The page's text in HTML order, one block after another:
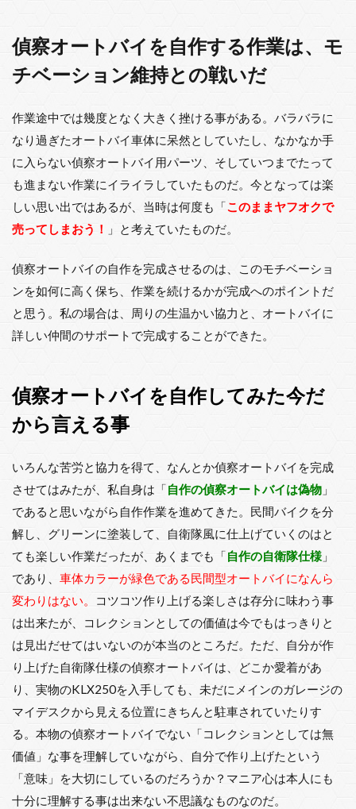
偵察オートバイを自作する作業は、モ
チベーション維持との戦いだ
作業途中では幾度となく大きく挫ける事がある。バラバラに
なり過ぎたオートバイ車体に呆然としていたし、なかなか手
に入らない偵察オートバイ用パーツ、そしていつまでたって
も進まない作業にイライラしていたものだ。今となっては楽
しい思い出ではあるが、当時は何度も「このままヤフオクで
売ってしまおう！
」と考えていたものだ。
偵察オートバイの自作を完成させるのは、このモチベーショ
ンを如何に高く保ち、作業を続けるかが完成へのポイントだ
と思う。私の場合は、周りの生温かい協力と、オートバイに
詳しい仲間のサポートで完成することができた。
偵察オートバイを自作してみた今だ
から言える事
いろんな苦労と協力を得て、なんとか偵察オートバイを完成
させてはみたが、私自身は「自作の偵察オートバイは偽物 」
であると思いながら自作作業を進めてきた。民間バイクを分
解し、グリーンに塗装して、自衛隊風に仕上げていくのはと
ても楽しい作業だったが、あくまでも「自作の自衛隊仕様 」
であり、 車体カラーが緑色である民間型オートバイになんら
変わりはない。
コツコツ作り上げる楽しさは存分に味わう事
は出来たが、コレクションとしての価値は今でもはっきりと
は見出だせてはいないのが本当のところだ。ただ、自分が作
り上げた自衛隊仕様の偵察オートバイは、どこか愛着があ
り、実物のKLX250を入手しても、未だにメインのガレージの
マイデスクから見える位置にきちんと駐車されていたりす
る。本物の偵察オートバイでない「コレクションとしては無
価値」な事を理解していながら、自分で作り上げたという
「意味」を大切にしているのだろうか？マニア心は本人にも
十分に理解する事は出来ない不思議なものなのだ。